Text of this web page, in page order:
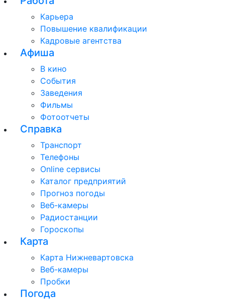
Карьера
Повышение квалификации
Кадровые агентства
Афиша
В кино
События
Заведения
Фильмы
Фотоотчеты
Справка
Транспорт
Телефоны
Online сервисы
Каталог предприятий
Прогноз погоды
Веб-камеры
Радиостанции
Гороскопы
Карта
Карта Нижневартовска
Веб-камеры
Пробки
Погода